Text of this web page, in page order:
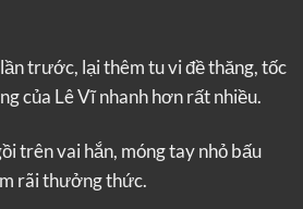
trước, lại thêm tu vi đề thăng, tốc
của Lê Vĩ nhanh hơn rất nhiều.
trên vai hắn, móng tay nhỏ bấu
rãi thưởng thức.